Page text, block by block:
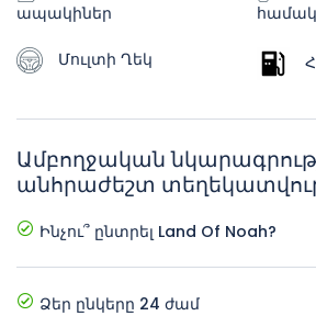
ապակիներ
Մուլտի Ղեկ
Ամբողջական
անհրաժեշտ
Ինչու՞ ընտրել Land Of Noah?
պարագաներ, հեշտ ամրագրման
Ձեր ընկերը 24 ժամ